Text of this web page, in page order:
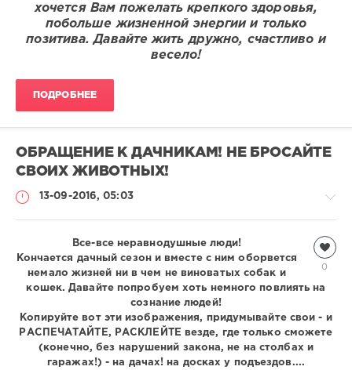
хочется Вам пожелать крепкого здоровья,
побольше жизненной энергии и только
позитива. Давайте жить дружно, счастливо и
весело!
ПОДРОБНЕЕ
ОБРАЩЕНИЕ К ДАЧНИКАМ! НЕ БРОСАЙТЕ
СВОИХ ЖИВОТНЫХ!
13-09-2016, 05:03
Информация
2
0
0
Все-все неравнодушные люди!
Кончается дачный сезон и вместе с ним оборвется
немало жизней ни в чем не виноватых собак и
кошек. Давайте попробуем хоть немного повлиять на
сознание людей!
Копируйте вот эти изображения, придумывайте свои - и
РАСПЕЧАТАЙТЕ, РАСКЛЕЙТЕ везде, где только сможете
(конечно, без нарушений закона, не на столбах и
гаражах!) - на дачах! на досках у подъездов....